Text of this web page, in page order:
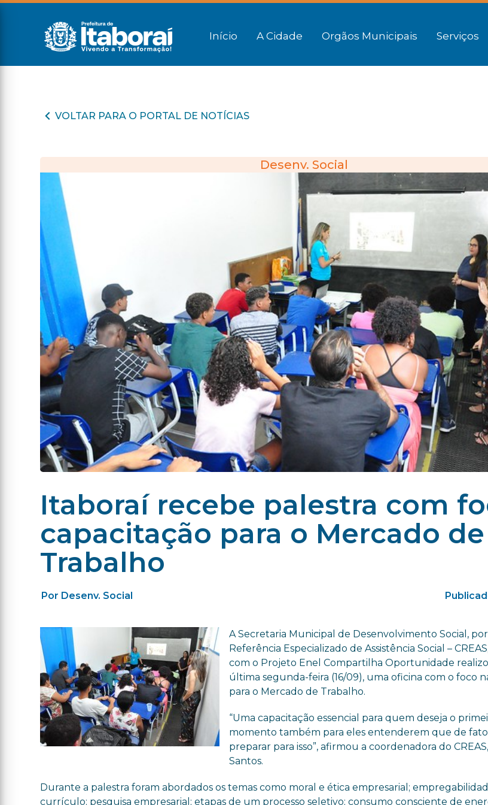
Início A Cidade Orgãos Municipais Serviços
VOLTAR PARA O PORTAL DE NOTÍCIAS
Desenv. Social
Itaboraí recebe palestra com
capacitação para o Mercado de
Trabalho
Por Desenv. Social
A Secretaria Municipal de Desenvolvimento Social,
Referência Especializado de Assistência Social –
com o Projeto Enel Compartilha Oportunidade
última segunda-feira (16/09), uma oficina com o foco
para o Mercado de Trabalho.
“Uma capacitação essencial para quem deseja o
momento também para eles entenderem que de fato
preparar para isso”, afirmou a coordenadora do
Santos.
Durante a palestra foram abordados os temas como moral e ética empresarial;
currículo; pesquisa empresarial; etapas de um processo seletivo; consumo consciente de